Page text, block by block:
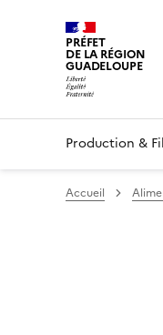
PRÉFET
DE LA RÉGION
GUADELOUPE
Production &
Accueil